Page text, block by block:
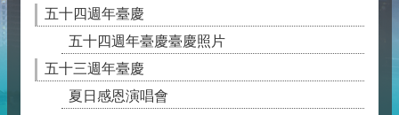
五十四週年臺慶
五十四週年臺慶臺慶照片
五十三週年臺慶
夏日感恩演唱會